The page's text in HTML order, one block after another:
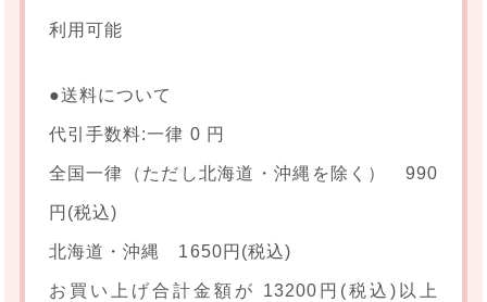
利用可能
●送料について
代引手数料:一律 0 円
全国一律（ただし北海道・沖縄を除く） 990
円(税込)
北海道・沖縄 1650円(税込)
お買い上げ合計金額が 13200円(税込)以上